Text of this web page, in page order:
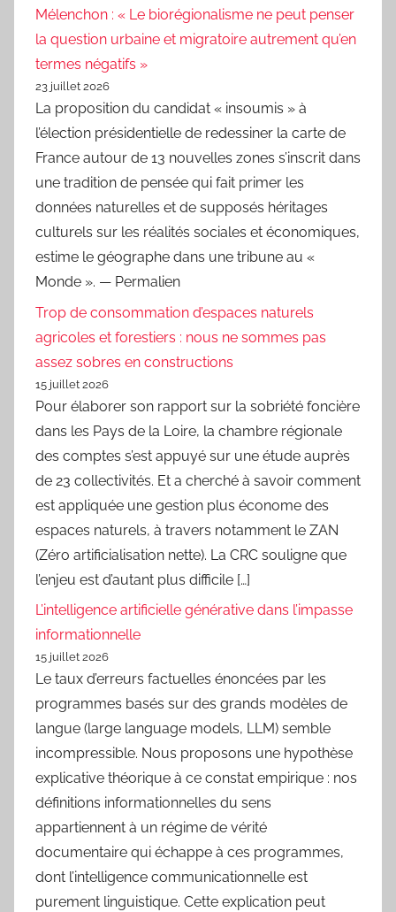
Mélenchon : « Le biorégionalisme ne peut penser
la question urbaine et migratoire autrement qu’en
termes négatifs »
23 juillet 2026
La proposition du candidat « insoumis » à
l’élection présidentielle de redessiner la carte de
France autour de 13 nouvelles zones s’inscrit dans
une tradition de pensée qui fait primer les
données naturelles et de supposés héritages
culturels sur les réalités sociales et économiques,
estime le géographe dans une tribune au «
Monde ». — Permalien
Trop de consommation d’espaces naturels
agricoles et forestiers : nous ne sommes pas
assez sobres en constructions
15 juillet 2026
Pour élaborer son rapport sur la sobriété foncière
dans les Pays de la Loire, la chambre régionale
des comptes s’est appuyé sur une étude auprès
de 23 collectivités. Et a cherché à savoir comment
est appliquée une gestion plus économe des
espaces naturels, à travers notamment le ZAN
(Zéro artificialisation nette). La CRC souligne que
l’enjeu est d’autant plus difficile […]
L’intelligence artificielle générative dans l’impasse
informationnelle
15 juillet 2026
Le taux d’erreurs factuelles énoncées par les
programmes basés sur des grands modèles de
langue (large language models, LLM) semble
incompressible. Nous proposons une hypothèse
explicative théorique à ce constat empirique : nos
définitions informationnelles du sens
appartiennent à un régime de vérité
documentaire qui échappe à ces programmes,
dont l’intelligence communicationnelle est
purement linguistique. Cette explication peut